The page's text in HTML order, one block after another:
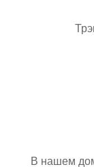
В нашем